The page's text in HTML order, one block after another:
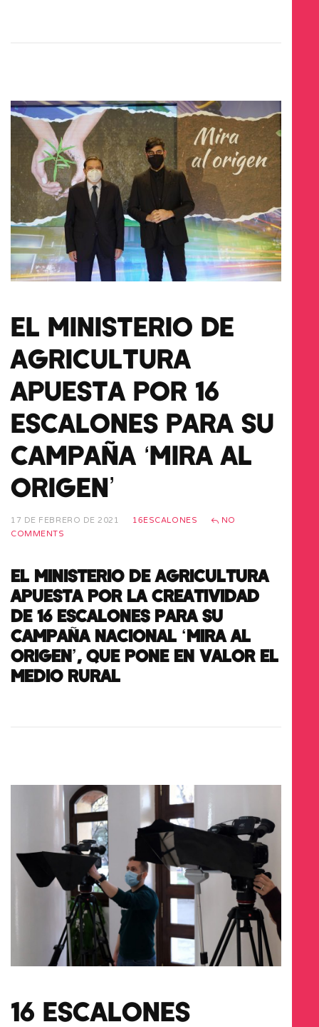
EL MINISTERIO DE
AGRICULTURA
APUESTA POR 16
ESCALONES PARA SU
CAMPAÑA ‘MIRA AL
ORIGEN’
17 DE FEBRERO DE 2021 16ESCALONES
NO
COMMENTS
EL MINISTERIO DE AGRICULTURA
APUESTA POR LA CREATIVIDAD
DE 16 ESCALONES PARA SU
CAMPAÑA NACIONAL ‘MIRA AL
ORIGEN’, QUE PONE EN VALOR EL
MEDIO RURAL
16 ESCALONES